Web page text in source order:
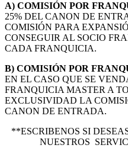
A) COMISIÓN POR
25% DEL CANON DE
COMISIÓN PARA
CONSEGUIR AL SOCIO
CADA FRANQUICIA.
B) COMISIÓN POR
EN EL CASO QUE SE
FRANQUICIA MASTER A
EXCLUSIVIDAD LA
CANON DE ENTRADA.
**ESCRIBENOS SI
NUESTROS